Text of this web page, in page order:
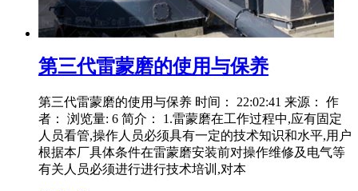
第三代雷蒙磨的使用与保养
第三代雷蒙磨的使用与保养 时间： 22:02:41 来源： 作
者： 浏览量: 6 简介： 1.雷蒙磨在工作过程中,应有固定
人员看管,操作人员必须具有一定的技术知识和水平,用户
根据本厂具体条件在雷蒙磨安装前对操作维修及电气等
有关人员必须进行进行技术培训,对本